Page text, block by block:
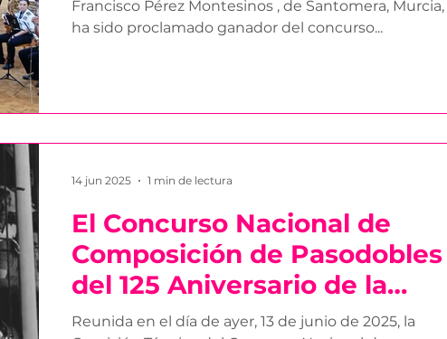
Francisco Pérez Montesinos , de Santomera, Murcia,
ha sido proclamado ganador del concurso...
El Concurso Nacional de
Composición de Pasodobles
del 125 Aniversario de la
Plaza de Toros de Sanlúcar
Reunida en el día de ayer, 13 de junio de 2025, la
14 jun 2025 1 min de lectura